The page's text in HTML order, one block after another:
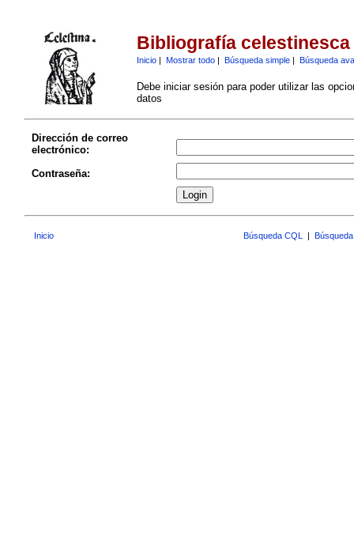
Bibliografía celestinesca
Inicio| Mostrar todo| Búsqueda simple| Búsqueda
Debe iniciar sesión para poder utilizar las
datos
Dirección de correo
electrónico:
Contraseña:
Inicio Búsqueda CQL |